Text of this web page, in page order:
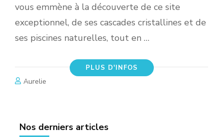
vous emmène à la découverte de ce site
exceptionnel, de ses cascades cristallines et de
ses piscines naturelles, tout en …
PLUS D'INFOS
Aurelie
Nos derniers articles